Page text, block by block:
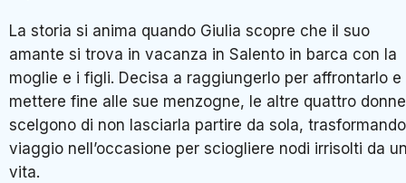
La storia si anima quando Giulia scopre che il suo
amante si trova in vacanza in Salento in barca con la
moglie e i figli. Decisa a raggiungerlo per affrontarlo e
mettere fine alle sue menzogne, le altre quattro donne
scelgono di non lasciarla partire da sola,
viaggio nell’occasione per sciogliere nodi irrisolti da
vita.